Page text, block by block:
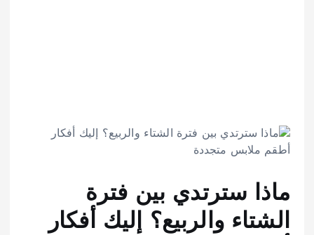
ماذا سترتدي بين فترة
الشتاء والربيع؟ إليك أفكار